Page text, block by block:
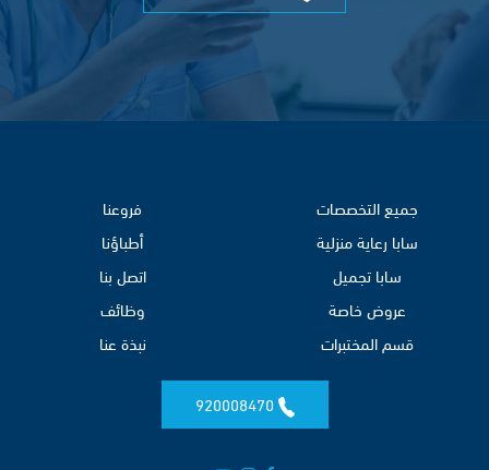
جميع التخصصات
سابا رعاية منزلية
سابا تجميل
عروض خاصة
قسم المختبرات
فروعنا
أطباؤنا
اتصل بنا
وظائف
نبذة عنا